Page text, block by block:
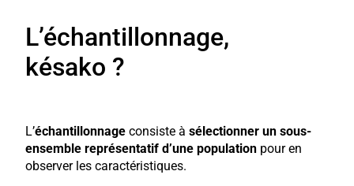
L’échantillonnage,
késako ?
L’échantillonnage consiste àsélectionner un sous-
ensemble représentatif d’une population pour en
observer les caractéristiques.